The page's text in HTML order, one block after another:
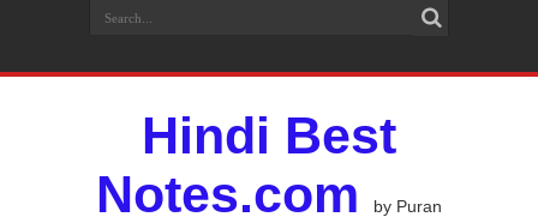
Hindi Best
Notes.com
by Puran